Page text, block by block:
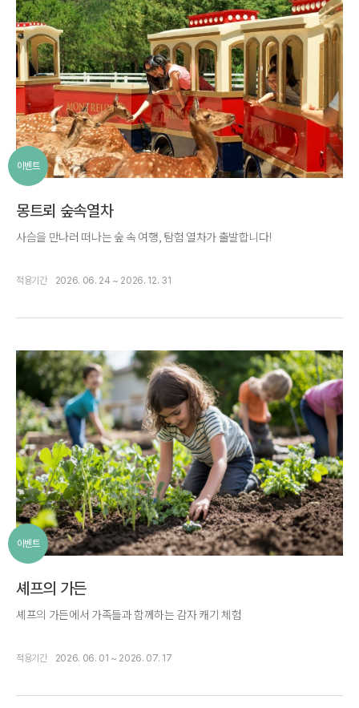
이벤트
몽트뢰 숲속열차
사슴을 만나러 떠나는 숲 속 여행, 탐험 열차가 출발합니다!
적용기간 2026. 06. 24 ~ 2026. 12. 31
이벤트
셰프의 가든
셰프의 가든에서 가족들과 함께하는 감자 캐기 체험
적용기간 2026. 06. 01 ~ 2026. 07. 17